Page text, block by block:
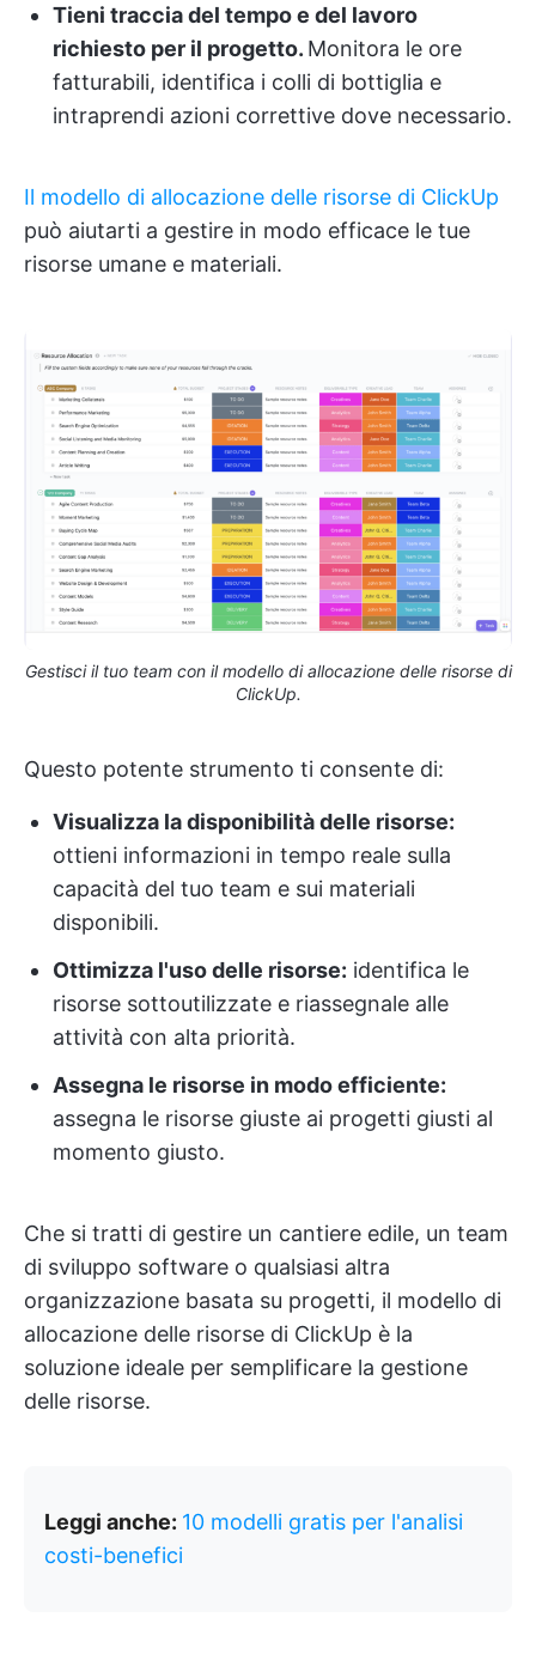
Tieni traccia del tempo e del lavoro
richiesto per il progetto. Monitora le ore
fatturabili, identifica i colli di bottiglia e
intraprendi azioni correttive dove necessario.
Il modello di allocazione delle risorse di ClickUp
può aiutarti a gestire in modo efficace le tue
risorse umane e materiali.
Gestisci il tuo team con il modello di allocazione delle risorse di
ClickUp.
Questo potente strumento ti consente di:
Visualizza la disponibilità delle risorse:
ottieni informazioni in tempo reale sulla
capacità del tuo team e sui materiali
disponibili.
Ottimizza l'uso delle risorse: identifica le
risorse sottoutilizzate e riassegnale alle
attività con alta priorità.
Assegna le risorse in modo efficiente:
assegna le risorse giuste ai progetti giusti al
momento giusto.
Che si tratti di gestire un cantiere edile, un team
di sviluppo software o qualsiasi altra
organizzazione basata su progetti, il modello di
allocazione delle risorse di ClickUp è la
soluzione ideale per semplificare la gestione
delle risorse.
Leggi anche: 10 modelli gratis per l'analisi
costi-benefici